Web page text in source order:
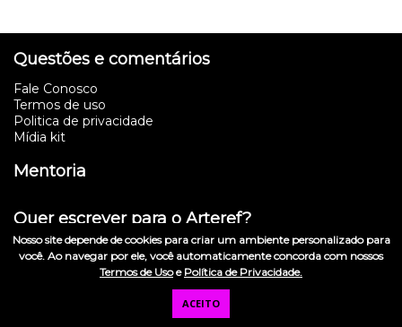
Questões e comentários
Fale Conosco
Termos de uso
Politica de privacidade
Mídia kit
Mentoria
Quer escrever para o Arteref?
Talk Back
Nosso site depende de cookies para criar um ambiente personalizado para
você. Ao navegar por ele, você automaticamente concorda com nossos
Termos de Usoe Política de Privacidade.
ACEITO